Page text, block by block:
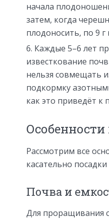
начала
затем, когда
плодоносить, по 9 г
Каждые 5–6 лет
известкование
нельзя совмещать
подкормку
как это приведёт к
Рассмотрим все
касательно
Почва и
Для проращивания